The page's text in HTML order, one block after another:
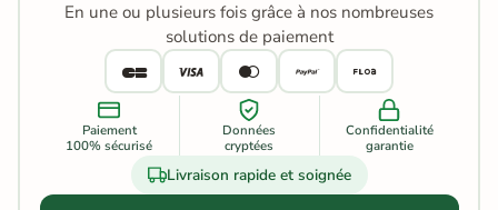
En une ou plusieurs fois grâce à nos nombreuses
solutions de paiement
Paiement
100% sécurisé
Données
cryptées
Confidentialité
garantie
Livraison rapide et soignée